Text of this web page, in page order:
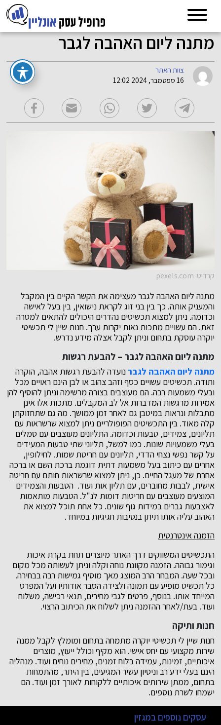
מתנה ליום האהבה לגבר
צוות האתר
16 ספטמבר, 2024 12:02
קרדיט: pexels.com
מתנה ליום האהבה לגבר מעצימה את הקשר הקיים בין המקבל
והמעניק אותה. כך בין בני זוג לקראת נישואין, בין בעל לאישה
וכדומה. ניתן למצוא תכשיטים נהדרים היכולים להתאים למטרה
זאת. הם עשויים מתכות נאות יקרות ערך. חנות שיין לי תכשיטי
יוקרה עוסקת בתחום וניתן לקבל אצלה מידע נדרש.
מתנה ליום האהבה לגבר – להבעת רגשות
מתנה ליום האהבה לגברנועדה להבעת רגשות אהבה, הוקרה
ותודה. תכשיטים עשויים כסף וזהב צהוב או לבן הינם ראויים מכל
ובעלי משמעות רבה. הם מעוצבים בצורה מרשימה וניתן להוסיף להן
אמירות מרגשות המדברות אל לב המקבלים. מתכות אלו אינן
מתבלות ונראות במיטבן גם לאחר זמן ממושך. מה גם שתחזוקתן
קלה מאוד. בין התכשיטים הפופולריים ניתן למצוא שרשראות עם
תליונים, צמידים, טבעות וכדומה. התליונים מעוצבים עם סמלים
בעלי משמעויות שונות. כמו למשל, תליוני שתי טבעות המעידים
על קשר נפשי נצחי הדדי, תליונים עם חריטת שמות. לחילופין,
אחרים עם כיתוב בעל משמעות דתית דוגמת ברכת השם או ברכה
אחרת של מעגל החיים. כן, ניתן למצוא שרשראות חותם עם חריטה
אישית, לבבות מחוברים, עם תליון אות ועוד. הטבעות והצמידים
המוצעים מעוצבים עם חריטות דומות לנ"ל. הטבעות מותאמות
לאצבעות גברים במידות גוף שונים. כל אחת תוכל למצוא את
האהוב עליה אותו תיתן בנסיבות חגיגיות במיוחד.
הזמנה אינטרנטית
התכשיטים המשווקים דרך האתר מיוצרים תחת בקרת איכות
וגימור גבוהה. הזמנה מקוונת נוחה וקלה וניתן לעשותה מכל מקום
ובכל שעה. המבחר הרב המוצג מאך מוסיף גמישות רבה בבחירה.
כל תכשיט מופיע עם תמונה ולצידה הסבר אודותיו ועל המפרט
המייחד אותו. בנוסף, פרטים לגבי מחירים, תנאי רכישה, משלוח
ועוד. בעת/לאחר ההזמנה ניתן לשלוח את הכיתוב הרצוי.
חנות ותיקה
חנות שיין לי תכשיטי יוקרה מתמחה בתחום ומומלץ לקבל ממנה
שירות מקצועי עם יחס אישי. הוא מקיף וכולל ייעוץ, מוצרים
איכותיים, זמינות, עמידה בלוח זמנים, מחירים נוחים ועוד. מנהליה
הינם בעלי ידע רב וניסיון עשיר המגיעים, בין היתר, מהתמחות
בתחום, ממתן שירותים איכותיים ללקוחות לאורך זמן ועוד. הם
ישמחו לשרת נוספים.
עסקים נוספים במגזין